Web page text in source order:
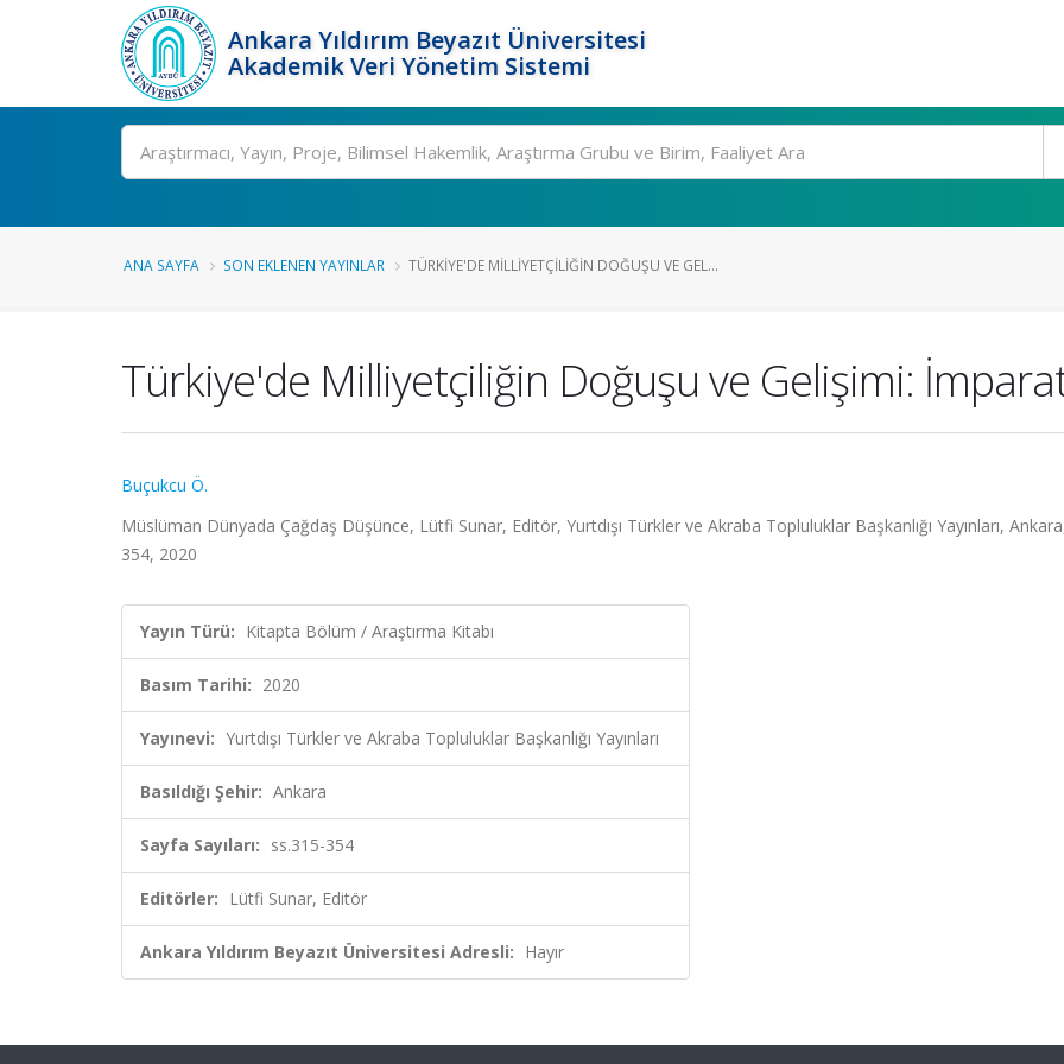
Ankara Yıldırım Beyazıt Üniversitesi
Akademik Veri Yönetim Sistemi
Ara
ANA SAYFA SON EKLENEN YAYINLAR TÜRKIYE'DE MILLIYETÇILIĞIN DOĞUŞU VE GEL...
Türkiye'de Milliyetçiliğin Doğuşu ve Gelişimi:
Buçukcu Ö.
Müslüman Dünyada Çağdaş Düşünce, Lütfi Sunar, Editör, Yurtdışı Türkler ve Akraba Topluluklar Başkanlığı Yayınları,
354, 2020
Yayın Türü: Kitapta Bölüm / Araştırma Kitabı
Basım Tarihi: 2020
Yayınevi: Yurtdışı Türkler ve Akraba Topluluklar Başkanlığı Yayınları
Basıldığı Şehir: Ankara
Sayfa Sayıları: ss.315-354
Editörler: Lütfi Sunar, Editör
Ankara Yıldırım Beyazıt Üniversitesi Adresli: Hayır